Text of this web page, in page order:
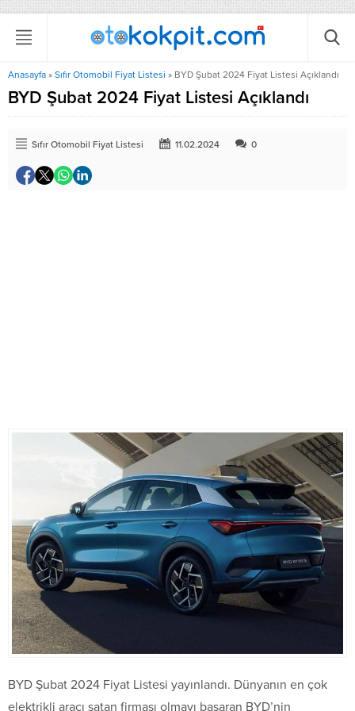
Anasayfa » Sıfır Otomobil Fiyat Listesi » BYD Şubat 2024 Fiyat Listesi Açıklandı
BYD Şubat 2024 Fiyat Listesi Açıklandı
Sıfır Otomobil Fiyat Listesi 11.02.2024 0
BYD Şubat 2024 Fiyat Listesi yayınlandı. Dünyanın en çok
elektrikli aracı satan firması olmayı başaran BYD’nin